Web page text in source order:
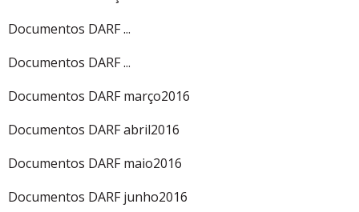
Documentos DARF ...
Documentos DARF ...
Documentos DARF março2016
Documentos DARF abril2016
Documentos DARF maio2016
Documentos DARF junho2016